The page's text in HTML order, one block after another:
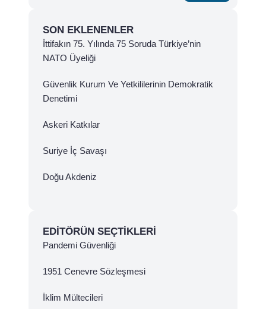
SON EKLENENLER
İttifakın 75. Yılında 75 Soruda Türkiye’nin
NATO Üyeliği
Güvenlik Kurum Ve Yetkililerinin Demokratik
Denetimi
Askeri Katkılar
Suriye İç Savaşı
Doğu Akdeniz
EDITÖRÜN SEÇTIKLERI
Pandemi Güvenliği
1951 Cenevre Sözleşmesi
İklim Mültecileri